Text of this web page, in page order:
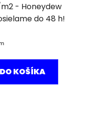
- Honeydew
DO KOŠÍKA